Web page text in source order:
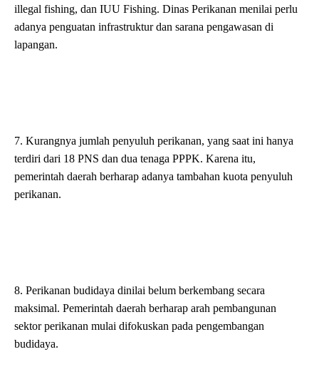
illegal fishing, dan IUU Fishing. Dinas Perikanan menilai perlu
adanya penguatan infrastruktur dan sarana pengawasan di
lapangan.
7. Kurangnya jumlah penyuluh perikanan, yang saat ini hanya
terdiri dari 18 PNS dan dua tenaga PPPK. Karena itu,
pemerintah daerah berharap adanya tambahan kuota penyuluh
perikanan.
8. Perikanan budidaya dinilai belum berkembang secara
maksimal. Pemerintah daerah berharap arah pembangunan
sektor perikanan mulai difokuskan pada pengembangan
budidaya.